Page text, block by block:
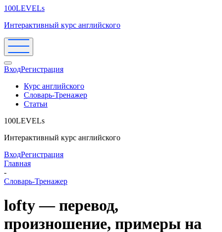
100LEVELs
Интерактивный курс английского
ВходРегистрация
Курс английского
Словарь-Тренажер
Статьи
100LEVELs
Интерактивный курс английского
ВходРегистрация
Главная
-
Словарь-Тренажер
lofty — перевод,
произношение, примеры на